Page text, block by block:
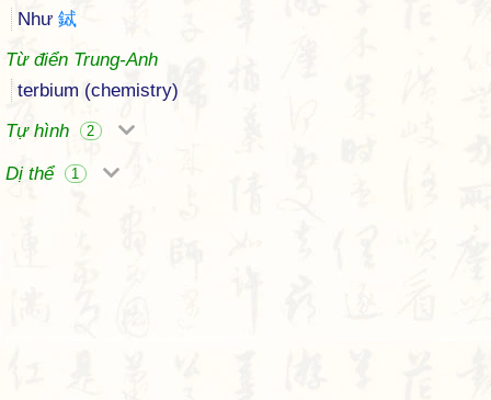
Như 鋱
Từ điển Trung-Anh
terbium (chemistry)
Tự hình
2
Dị thể 1